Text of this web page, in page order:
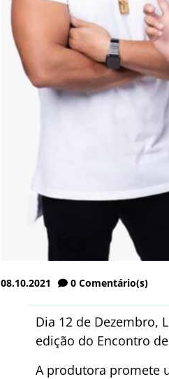
08.10.2021 0 Comentário(s)
Dia 12 de Dezembro,
edição do Encontro
A produtora promete